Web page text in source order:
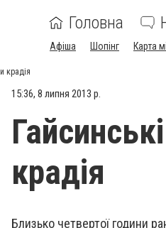
Головна
Афіша Шопінг Карта
крадія
15:36, 8 липня 2013 р.
крадія
Близько четвертої години